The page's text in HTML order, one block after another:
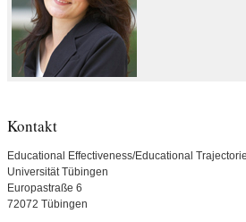
Kontakt
Educational Effectiveness/Educational
Universität Tübingen
Europastraße 6
72072 Tübingen